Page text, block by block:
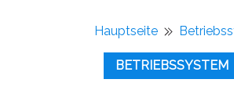
Hauptseite
BETRIEBSSYSTEM